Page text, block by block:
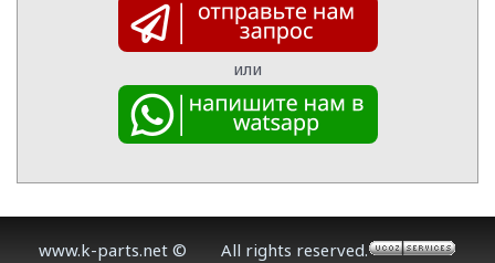
или
All rights reserved.
www.k-parts.net ©